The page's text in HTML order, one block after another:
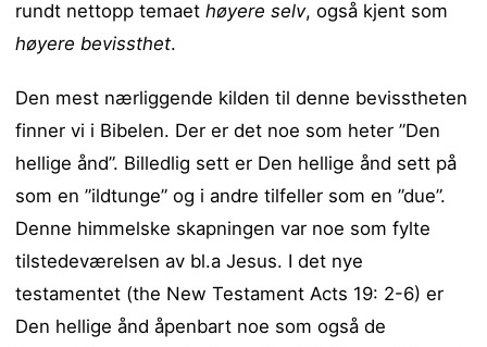
rundt nettopp temaethøyere selv, også kjent som
høyere bevissthet.
Den mest nærliggende kilden til denne bevisstheten
finner vi i Bibelen. Der er det noe som heter ”Den
hellige ånd”. Billedlig sett er Den hellige ånd sett på
som en ”ildtunge” og i andre tilfeller som en ”due”.
Denne himmelske skapningen var noe som fylte
tilstedeværelsen av bl.a Jesus. I det nye
testamentet (the New Testament Acts 19: 2-6) er
Den hellige ånd åpenbart noe som også de